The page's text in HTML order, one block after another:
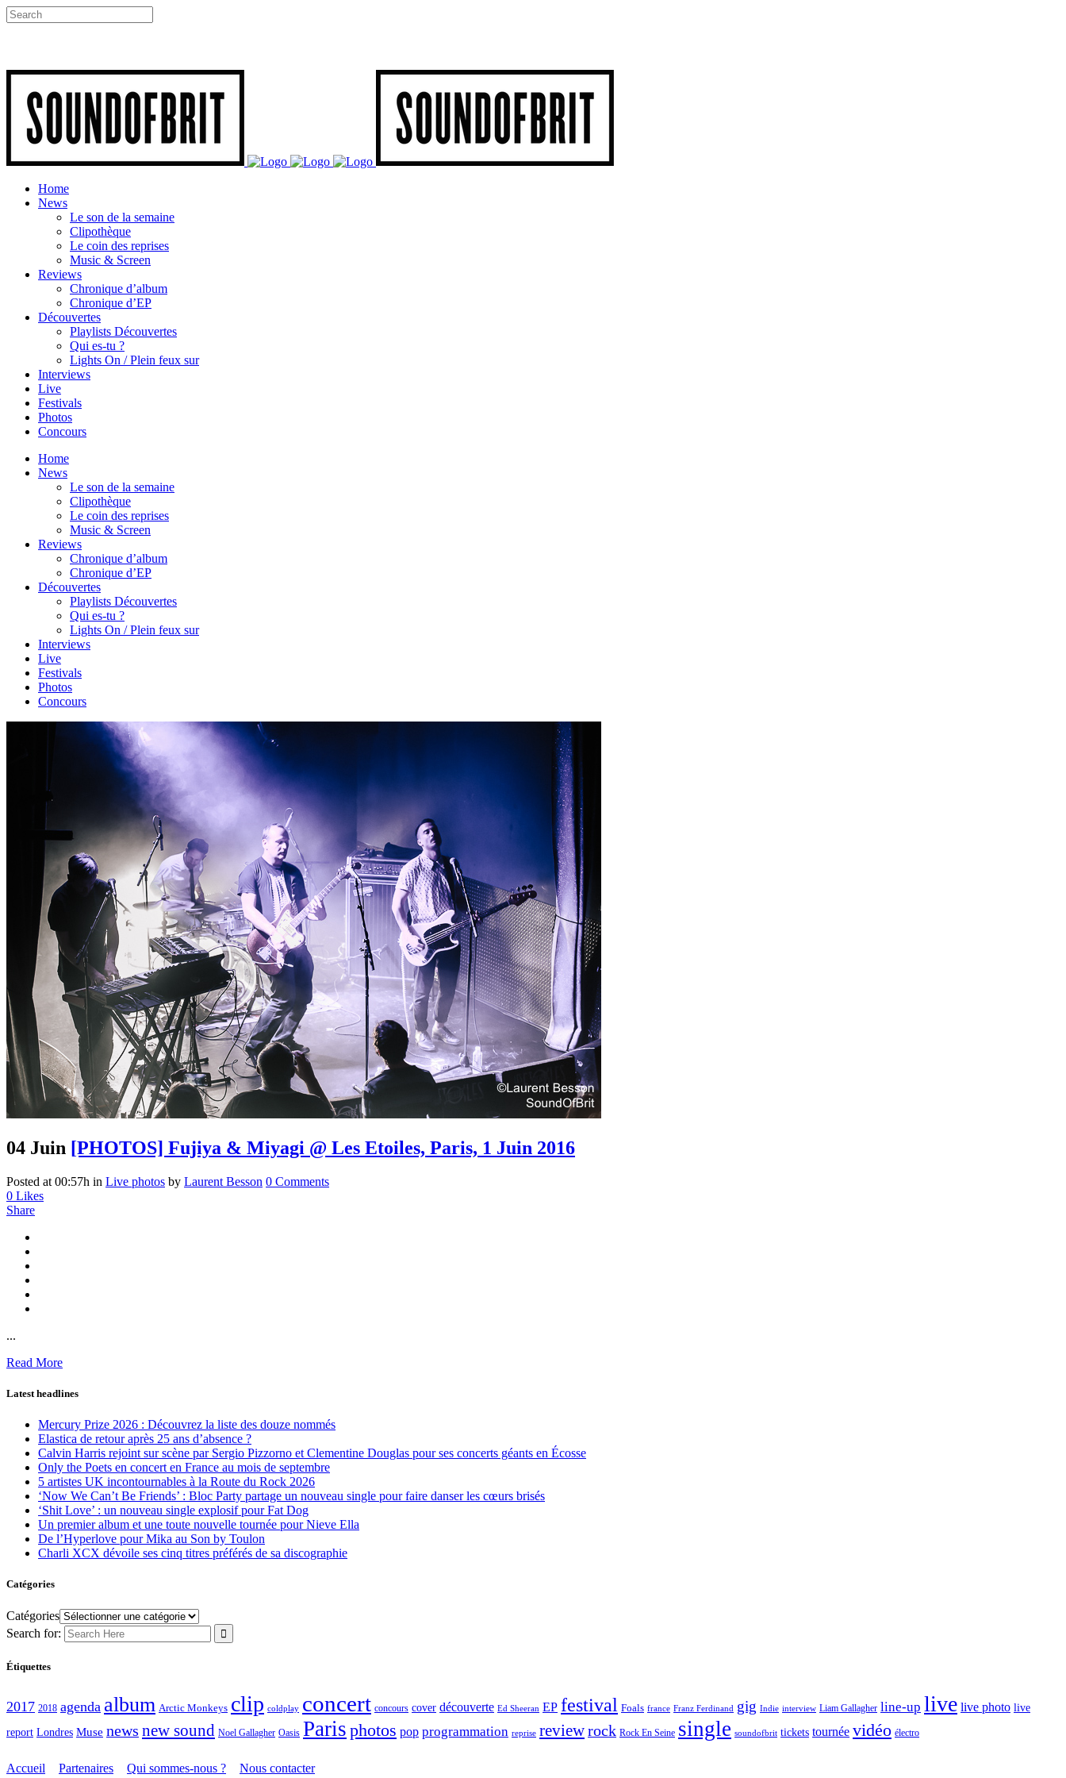
Home
News
Le son de la semaine
Clipothèque
Le coin des reprises
Music & Screen
Reviews
Chronique d’album
Chronique d’EP
Découvertes
Playlists Découvertes
Qui es-tu ?
Lights On / Plein feux sur
Interviews
Live
Festivals
Photos
Concours
Home
News
Le son de la semaine
Clipothèque
Le coin des reprises
Music & Screen
Reviews
Chronique d’album
Chronique d’EP
Découvertes
Playlists Découvertes
Qui es-tu ?
Lights On / Plein feux sur
Interviews
Live
Festivals
Photos
Concours
04 Juin [PHOTOS] Fujiya & Miyagi @ Les Etoiles, Paris, 1 Juin 2016
Posted at 00:57h in Live photos by Laurent Besson 0 Comments
0 Likes
Share
...
Read More
Latest headlines
Mercury Prize 2026 : Découvrez la liste des douze nommés
Elastica de retour après 25 ans d’absence ?
Calvin Harris rejoint sur scène par Sergio Pizzorno et Clementine Douglas pour ses concerts géants en Écosse
Only the Poets en concert en France au mois de septembre
5 artistes UK incontournables à la Route du Rock 2026
‘Now We Can’t Be Friends’ : Bloc Party partage un nouveau single pour faire danser les cœurs brisés
‘Shit Love’ : un nouveau single explosif pour Fat Dog
Un premier album et une toute nouvelle tournée pour Nieve Ella
De l’Hyperlove pour Mika au Son by Toulon
Charli XCX dévoile ses cinq titres préférés de sa discographie
Catégories
Catégories
Search for:
Étiquettes
2017 2018 agenda album Arctic Monkeys clip coldplay concert concours cover découverte Ed Sheeran EP festival Foals france Franz Ferdinand gig Indie interview Liam Gallagher line-up live live photo live
report Londres Muse news new sound Noel Gallagher Oasis Paris photos pop programmation reprise reviewrock Rock En Seine single soundofbrit tickets tournée vidéo électro
Accueil Partenaires Qui sommes-nous ? Nous contacter